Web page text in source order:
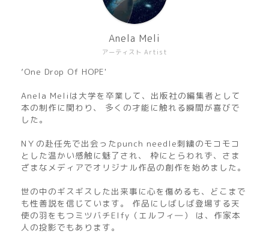
アーティスト Artist
Anela Meli
’One Drop Of HOPE'
Anela Meliは大学を卒業して、出版社の編集者として
本の制作に関わり、 多くの才能に触れる瞬間が喜びで
した。
NＹの赴任先で出会ったpunch needle刺繍のモコモコ
とした温かい感触に魅了され、 枠にとらわれず、さま
ざまなメディアでオリジナル作品の創作を始めました。
世の中のギスギスした出来事に心を傷めるも、どこまで
も性善説を信じています。 作品にしばしば登場する天
使の羽をもつミツバチElfy（エルフィ―） は、作家本
人の投影でもあります。